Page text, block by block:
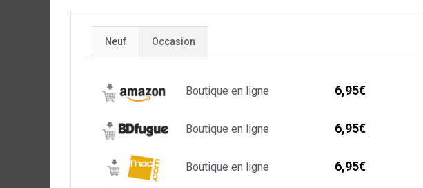
Neuf Occasion
Boutique en ligne 6,95€
Boutique en ligne 6,95€
Boutique en ligne 6,95€